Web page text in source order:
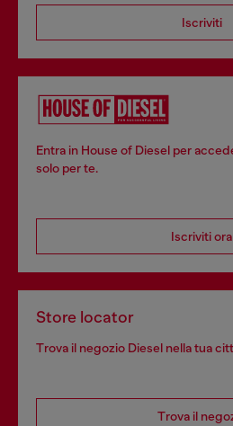
Iscriviti
Entra in House of Diesel per
solo per te.
Iscriviti ora
Store locator
Trova il negozio Diesel nella tua
Trova il